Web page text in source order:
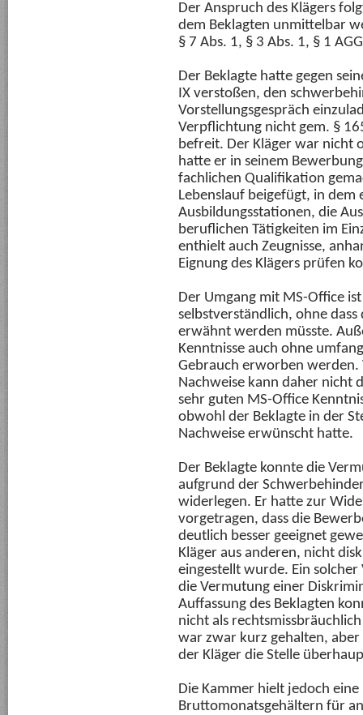
Der Anspruch des Klägers
dem Beklagten unmittelbar
§ 7 Abs. 1, § 3 Abs. 1, § 1
Der Beklagte hatte gegen
IX verstoßen, den
Vorstellungsgespräch
Verpflichtung nicht gem. §
befreit. Der Kläger war nicht
hatte er in seinem
fachlichen Qualifikation
Lebenslauf beigefügt, in dem
Ausbildungsstationen, die
beruflichen Tätigkeiten im
enthielt auch Zeugnisse,
Eignung des Klägers prüfen
Der Umgang mit MS-Office
selbstverständlich, ohne dass
erwähnt werden müsste.
Kenntnisse auch ohne
Gebrauch erworben werden.
Nachweise kann daher nicht
sehr guten MS-Office
obwohl der Beklagte in der
Nachweise erwünscht hatte.
Der Beklagte konnte die
aufgrund der
widerlegen. Er hatte zur
vorgetragen, dass die
deutlich besser geeignet
Kläger aus anderen, nicht
eingestellt wurde. Ein
die Vermutung einer
Auffassung des Beklagten
nicht als
war zwar kurz gehalten, aber
der Kläger die Stelle
Die Kammer hielt jedoch
Bruttomonatsgehältern für